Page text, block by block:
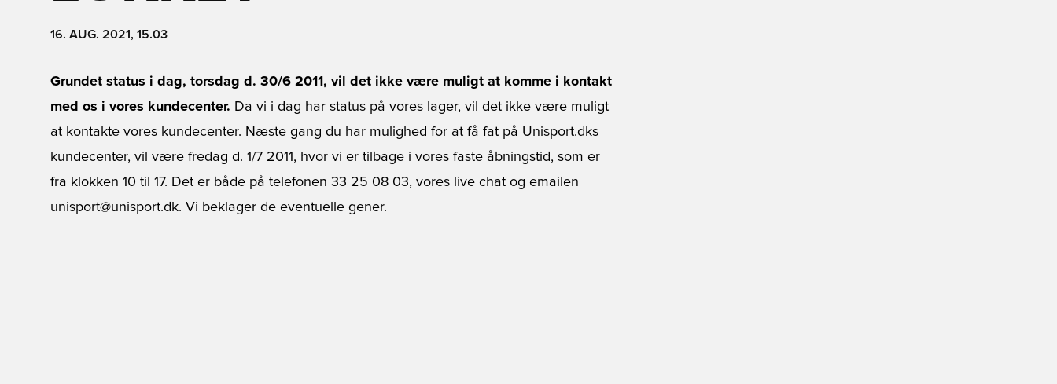
16. AUG. 2021, 15.03
Grundet status i dag, torsdag d. 30/6 2011, vil det ikke være muligt at komme i kontakt
med os i vores kundecenter. Da vi i dag har status på vores lager, vil det ikke være muligt
at kontakte vores kundecenter. Næste gang du har mulighed for at få fat på Unisport.dks
kundecenter, vil være fredag d. 1/7 2011, hvor vi er tilbage i vores faste åbningstid, som er
fra klokken 10 til 17. Det er både på telefonen 33 25 08 03, vores live chat og emailen
unisport@unisport.dk. Vi beklager de eventuelle gener.